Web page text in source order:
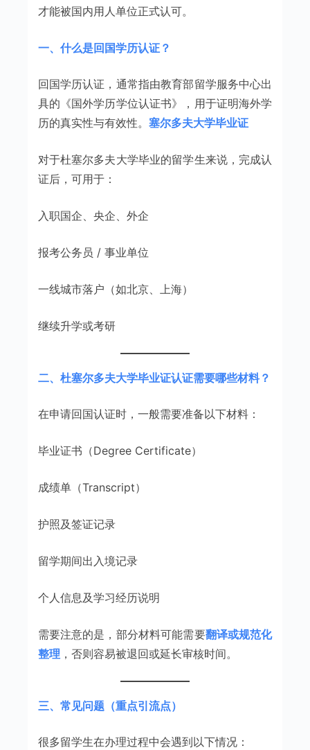
才能被国内用人单位正式认可。
一、什么是回国学历认证？
回国学历认证，通常指由教育部留学服务中心出
具的《国外学历学位认证书》，用于证明海外学
历的真实性与有效性。 塞尔多夫大学毕业证
对于杜塞尔多夫大学毕业的留学生来说，完成认
证后，可用于：
入职国企、央企、外企
报考公务员 / 事业单位
一线城市落户（如北京、上海）
继续升学或考研
二、杜塞尔多夫大学毕业证认证需要哪些材料？
在申请回国认证时，一般需要准备以下材料：
毕业证书（Degree Certificate）
成绩单（Transcript）
护照及签证记录
留学期间出入境记录
个人信息及学习经历说明
需要注意的是，部分材料可能需要翻译或规范化
整理 ，否则容易被退回或延长审核时间。
三、常见问题（重点引流点）
很多留学生在办理过程中会遇到以下情况：